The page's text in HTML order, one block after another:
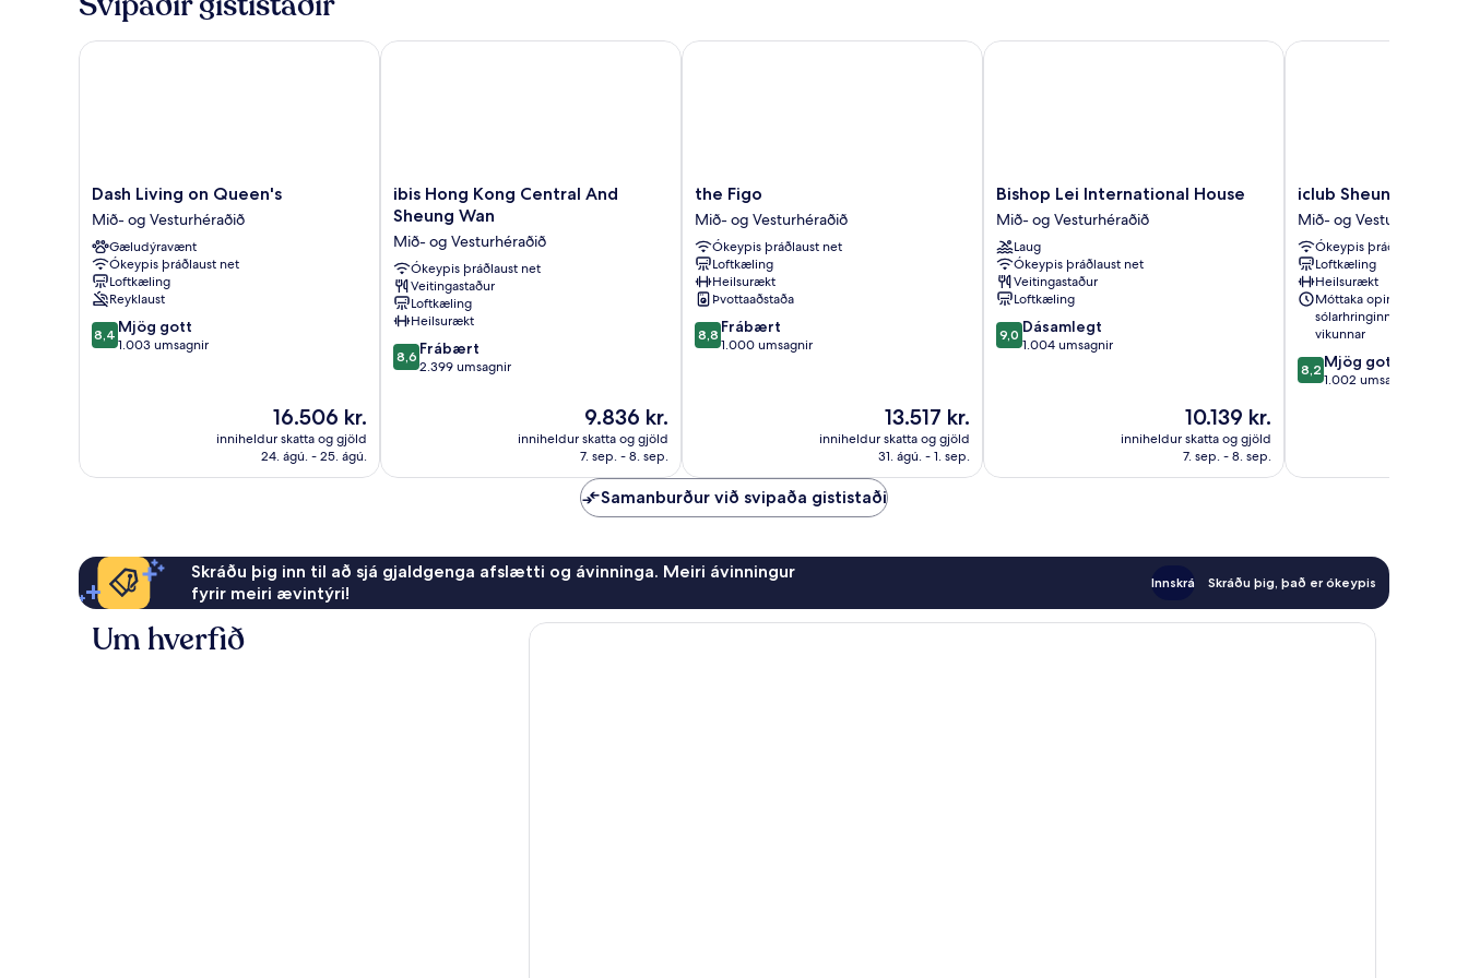
2
einbreið
rúm
Dash
Living
on
Queen's
Mið-
og
Vesturhéraðið
Dash Living on Queen's
Mið- og Vesturhéraðið
Gæludýravænt
Ókeypis þráðlaust net
Loftkæling
Reyklaust
8.4
af
8,4 Mjög gott
1.003 umsagnir
Verðið
er
16.506 kr.
16.506 kr.
inniheldur skatta og gjöld
24. ágú. - 25. ágú.
Dash Living on Queen's
ibis
Hong
Central
And
Sheung
Wan
Mið-
og
Vesturhéraðið
ibis Hong Kong Central And
Sheung Wan
Mið- og Vesturhéraðið
Ókeypis þráðlaust net
Veitingastaður
Loftkæling
Heilsurækt
8.6
af
8,6 Frábært
2.399 umsagnir
Verðið
er
9.836 kr.
9.836 kr.
inniheldur skatta og gjöld
7. sep. - 8. sep.
ibis Hong Kong Central And Sheung Wan
the
Figo
Mið-
og
Vesturhéraðið
the Figo
Mið- og Vesturhéraðið
Ókeypis þráðlaust net
Loftkæling
Heilsurækt
Þvottaaðstaða
8.8
af
8,8 Frábært
1.000 umsagnir
Verðið
er
13.517 kr.
13.517 kr.
inniheldur skatta og gjöld
31. ágú. - 1. sep.
the Figo
Bishop
Lei
International
House
Mið-
og
Vesturhéraðið
Bishop Lei International House
Mið- og Vesturhéraðið
Laug
Ókeypis þráðlaust net
Veitingastaður
Loftkæling
9.0
af
9,0 Dásamlegt
1.004 umsagnir
Verðið
er
10.139 kr.
10.139 kr.
inniheldur skatta og gjöld
7. sep. - 8. sep.
Bishop Lei International House
iclub
Sheung
Wan
Hotel
Mið-
og
Vesturhéraðið
iclub Sheung Wan
Mið- og Vesturhéraðið
Ókeypis þráðlaust net
Loftkæling
Heilsurækt
Móttaka opin allan
sólarhringinn, alla daga
vikunnar
8.2
af
umsagnir
8,2 Mjög gott
1.002 umsagnir
iclub Sheung Wan
Samanburður við svipaða gististaði
Skráðu þig inn til að sjá gjaldgenga afslætti og ávinninga. Meiri ávinningur
fyrir meiri ævintýri!
Innskrá Skráðu þig, það er ókeypis
Um hverfið